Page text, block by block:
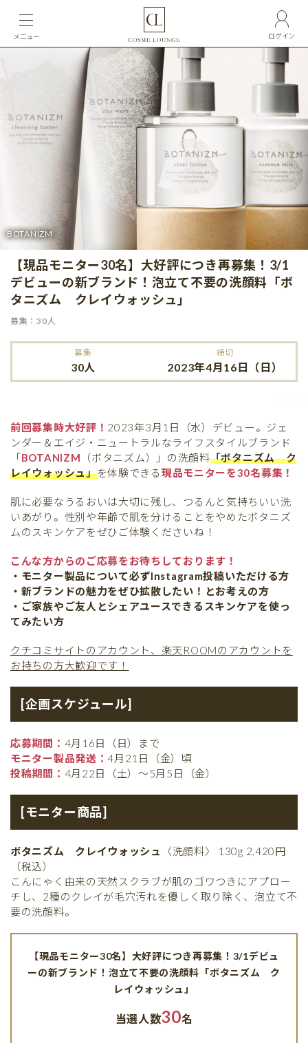
ログイン
メニュー
BOTANIZM
【現品モニター30名】大好評につき再募集！3/1
デビューの新ブランド！泡立て不要の洗顔料「ボ
タニズム クレイウォッシュ」
募集：30人
募集
30人
締切
2023年4月16日（日）
前回募集時大好評！ 2023年3月1日（水）デビュー。ジェ
ンダー＆エイジ・ニュートラルなライフスタイルブランド
「BOTANIZM （ボタニズム）」の洗顔料「ボタニズム ク
レイウォッシュ」を体験できる 現品モニターを30名募集！
肌に必要なうるおいは大切に残し、つるんと気持ちいい洗
いあがり。性別や年齢で肌を分けることをやめたボタニズ
ムのスキンケアをぜひご体験くださいね！
こんな方からのご応募をお待ちしております！
・モニター製品について必ずInstagram投稿いただける方
・新ブランドの魅力をぜひ拡散したい！とお考えの方
・ご家族やご友人とシェアユースできるスキンケアを使っ
てみたい方
クチコミサイトのアカウント、楽天ROOMのアカウントを
お持ちの方大歓迎です！
[企画スケジュール]
応募期間： 4月16日（日）まで
モニター製品発送： 4月21日（金）頃
投稿期間： 4月22日（土）〜5月5日（金）
[モニター商品]
ボタニズム クレイウォッシュ
〈洗顔料〉 130g 2,420円
（税込）
こんにゃく由来の天然スクラブが肌のゴワつきにアプロー
チし、2種のクレイが毛穴汚れを優しく取り除く、泡立て不
要の洗顔料。
【現品モニター30名】大好評につき再募集！3/1デビュ
ーの新ブランド！泡立て不要の洗顔料「ボタニズム ク
レイウォッシュ」
当選人数30名